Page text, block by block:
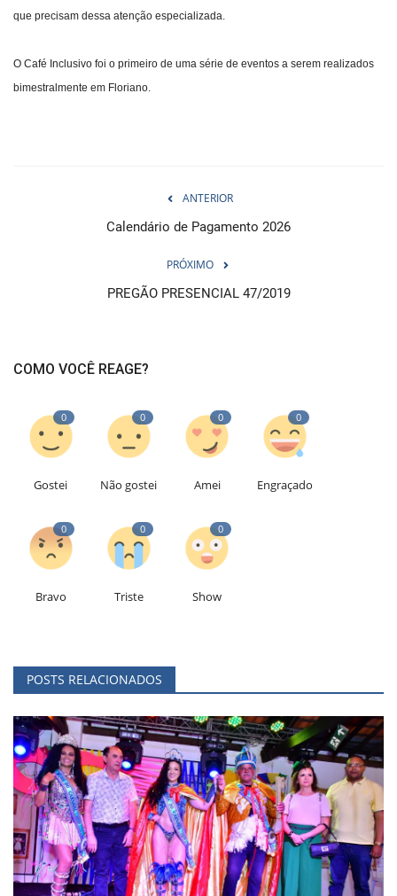
que precisam dessa atenção especializada.
O Café Inclusivo foi o primeiro de uma série de eventos a serem realizados
bimestralmente em Floriano.
ANTERIOR
Calendário de Pagamento 2026
PRÓXIMO
PREGÃO PRESENCIAL 47/2019
COMO VOCÊ REAGE?
0
Gostei
0
Não gostei
0
Amei
0
Engraçado
0
Bravo
0
Triste
0
Show
POSTS RELACIONADOS